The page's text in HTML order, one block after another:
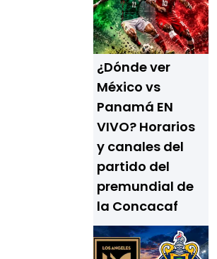
¿Dónde ver
México vs
Panamá EN
VIVO? Horarios
y canales del
partido del
premundial de
la Concacaf